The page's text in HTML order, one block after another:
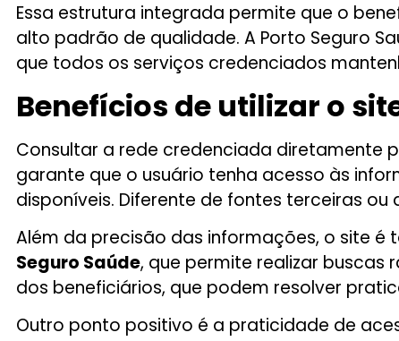
Essa estrutura integrada permite que o
alto padrão de qualidade. A Porto Seguro
que todos os serviços credenciados
Benefícios de utilizar o
Consultar a rede credenciada diretamente
garante que o usuário tenha acesso às
disponíveis. Diferente de fontes terceiras
Além da precisão das informações, o site
Seguro Saúde, que permite realizar buscas
dos beneficiários, que podem resolver
Outro ponto positivo é a praticidade de